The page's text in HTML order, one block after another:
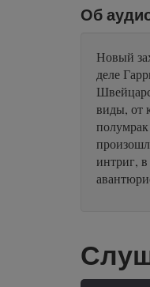
Об
Новый
деле
виды, от
интриг,